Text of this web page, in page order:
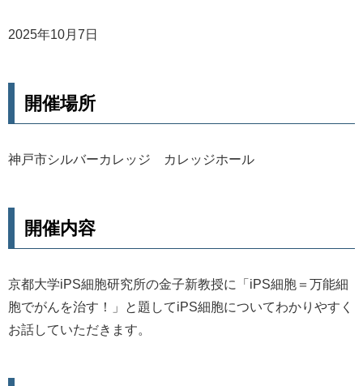
2025年10月7日
開催場所
神戸市シルバーカレッジ カレッジホール
開催内容
京都大学iPS細胞研究所の金子新教授に「iPS細胞＝万能細
胞でがんを治す！」と題してiPS細胞についてわかりやすく
お話していただきます。